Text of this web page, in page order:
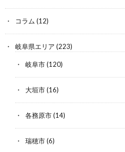
コラム (12)
岐阜県エリア (223)
岐阜市(120)
大垣市(16)
各務原市(14)
瑞穂市(6)